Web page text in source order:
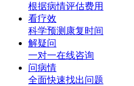
根据病情评估费用
看疗效
科学预测康复时间
解疑问
一对一在线咨询
问病情
全面快速找出问题